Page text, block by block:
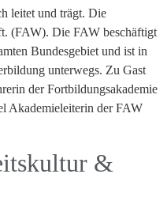
leitet und trägt. Die
(FAW). Die FAW beschäftigt
Bundesgebiet und ist in
unterwegs. Zu Gast
der Fortbildungsakademie
Akademieleiterin der FAW
&